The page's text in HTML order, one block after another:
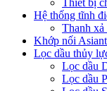
Hệ thống tĩnh
Thanh
Khớp nối
Lọc dầu thủy
Lọc dầu
Lọc dầu